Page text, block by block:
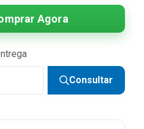
R$ 166,63 sem juros
R$ 124,98 sem juros
R$ 71,41 sem juros
Agora
Consultar